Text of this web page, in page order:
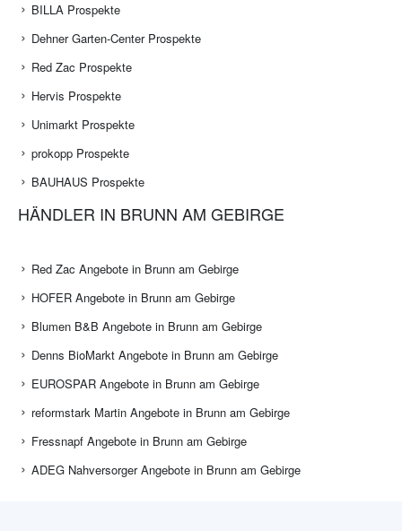
BILLA Prospekte
Dehner Garten-Center Prospekte
Red Zac Prospekte
Hervis Prospekte
Unimarkt Prospekte
prokopp Prospekte
BAUHAUS Prospekte
HÄNDLER IN BRUNN AM GEBIRGE
Red Zac Angebote in Brunn am Gebirge
HOFER Angebote in Brunn am Gebirge
Blumen B&B Angebote in Brunn am Gebirge
Denns BioMarkt Angebote in Brunn am Gebirge
EUROSPAR Angebote in Brunn am Gebirge
reformstark Martin Angebote in Brunn am Gebirge
Fressnapf Angebote in Brunn am Gebirge
ADEG Nahversorger Angebote in Brunn am Gebirge